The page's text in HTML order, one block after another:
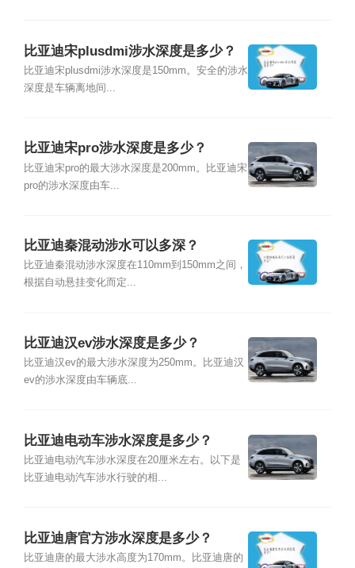
比亚迪宋plusdmi涉水深度是多少？
比亚迪宋plusdmi涉水深度是150mm。安全的涉水
深度是车辆离地间...
比亚迪宋pro涉水深度是多少？
比亚迪宋pro的最大涉水深度是200mm。比亚迪宋
pro的涉水深度由车...
比亚迪秦混动涉水可以多深？
比亚迪秦混动涉水深度在110mm到150mm之间，
根据自动悬挂变化而定...
比亚迪汉ev涉水深度是多少？
比亚迪汉ev的最大涉水深度为250mm。比亚迪汉
ev的涉水深度由车辆底...
比亚迪电动车涉水深度是多少？
比亚迪电动汽车涉水深度在20厘米左右。以下是
比亚迪电动汽车涉水行驶的相...
比亚迪唐官方涉水深度是多少？
比亚迪唐的最大涉水高度为170mm。比亚迪唐的